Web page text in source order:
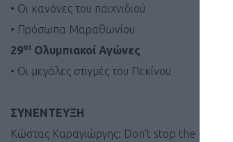
• Οι κανόνες του παιχνιδιού
• Πρόσωπα Μαραθωνίου
29οι Ολυμπιακοί Αγώνες
• Οι μεγάλες στιγμές του Πεκίνου
ΣΥΝΕΝΤΕΥΞΗ
Kώστας Καραγιώργης: Don’t stop the music!